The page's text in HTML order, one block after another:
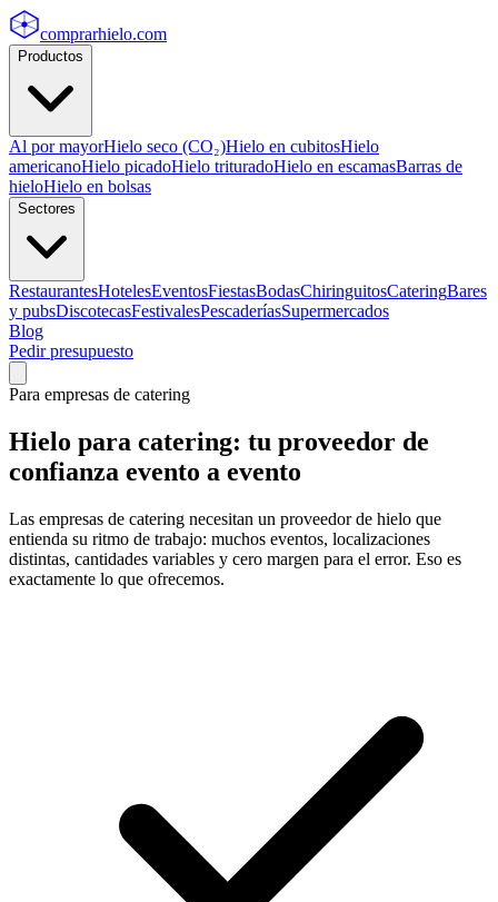
comprarhielo.com
Productos
Al por mayorHielo seco (CO₂)Hielo en cubitosHielo
americanoHielo picadoHielo trituradoHielo en escamasBarras de
hieloHielo en bolsas
Sectores
RestaurantesHotelesEventosFiestasBodasChiringuitosCateringBares
y pubsDiscotecasFestivalesPescaderíasSupermercados
Blog
Pedir presupuesto
Para empresas de catering
Hielo para catering: tu proveedor de
confianza evento a evento
Las empresas de catering necesitan un proveedor de hielo que
entienda su ritmo de trabajo: muchos eventos, localizaciones
distintas, cantidades variables y cero margen para el error. Eso es
exactamente lo que ofrecemos.